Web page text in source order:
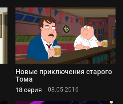
Новые приключения старого
Тома
18 серия 08.05.2016